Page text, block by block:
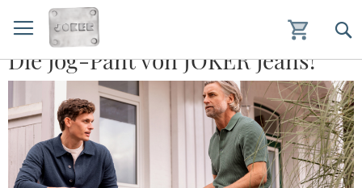
Zum
springen
Die Jog-Pant von JOKER Jeans!